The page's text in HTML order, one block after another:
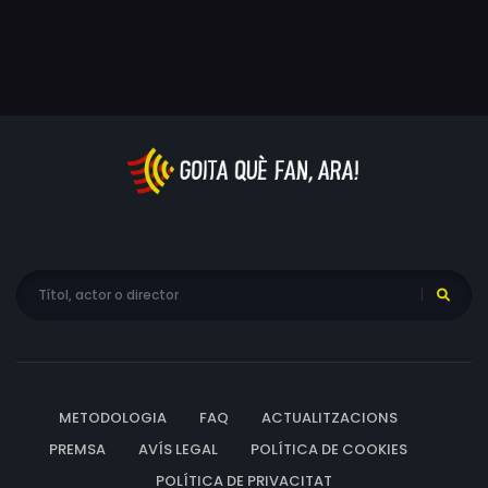
METODOLOGIA FAQ
ACTUALITZACIONS
PREMSA
AVÍS LEGAL
POLÍTICA DE COOKIES
POLÍTICA DE PRIVACITAT